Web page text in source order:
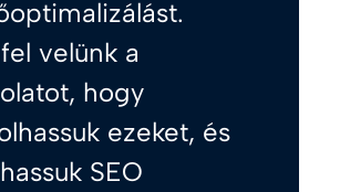
velünk a
hogy
ezeket, és
SEO